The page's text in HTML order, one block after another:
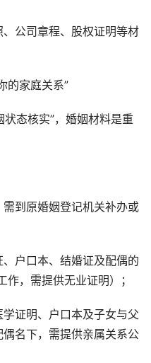
公司章程、股权证明等材
的家庭关系”
状态核实”，婚姻材料是重
到原婚姻登记机关补办或
户口本、结婚证及配偶的
，需提供无业证明）；
证明、户口本及子女与父
名下，需提供亲属关系公